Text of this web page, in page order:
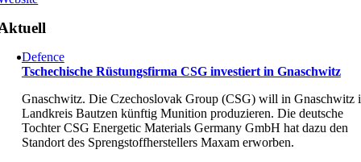
Defence
Tschechische Rüstungsfirma CSG investiert in Gnaschwitz
Gnaschwitz. Die Czechoslovak Group (CSG) will in Gnaschwitz
Landkreis Bautzen künftig Munition produzieren. Die deutsche
Tochter CSG Energetic Materials Germany GmbH hat dazu den
Standort des Sprengstoffherstellers Maxam erworben.